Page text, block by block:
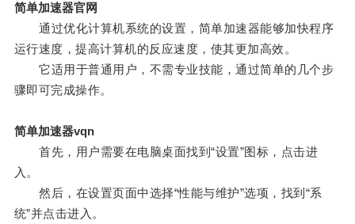
简单加速器官网
通过优化计算机系统的设置，简单加速器能够加快程序
运行速度，提高计算机的反应速度，使其更加高效。
它适用于普通用户，不需专业技能，通过简单的几个步
骤即可完成操作。
简单加速器vqn
首先，用户需要在电脑桌面找到“设置”图标，点击进
入。
然后，在设置页面中选择“性能与维护”选项，找到“系
统”并点击进入。